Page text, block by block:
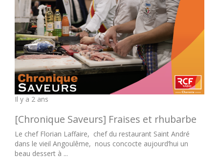
Il y a 2 ans
[Chronique Saveurs] Fraises et rhubarbe
Le chef Florian Laffaire, chef du restaurant Saint André
dans le vieil Angoulême, nous concocte aujourd’hui un
beau dessert à ...